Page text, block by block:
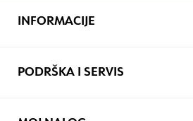
INFORMACIJE
PODRŠKA I SERVIS